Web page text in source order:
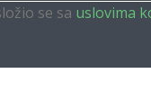
se sa uslovima